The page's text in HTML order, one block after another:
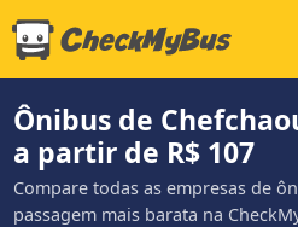
Ônibus de
a partir de R$ 107
Compare todas as empresas de
passagem mais barata na